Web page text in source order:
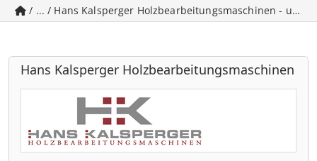
/ ... / Hans Kalsperger Holzbearbeitungsmaschinen -
Hans Kalsperger Holzbearbeitungsmaschinen